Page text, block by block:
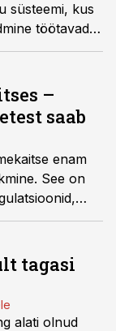
süsteemi, kus
töötavad
tänavusel
ja
–
saab
enam
See on
kontrolli all,
tagasi
alati olnud